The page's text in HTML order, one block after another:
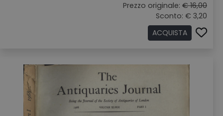
Prezzo originale: € 16,00
Sconto: € 3,20
ACQUISTA